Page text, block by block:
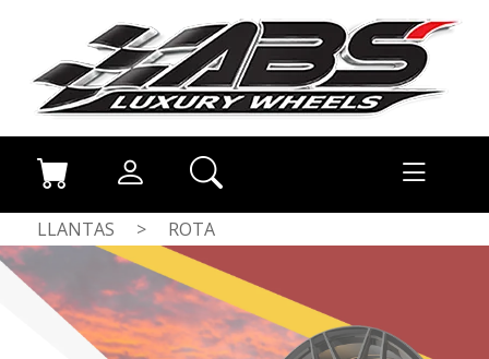
LLANTAS > ROTA